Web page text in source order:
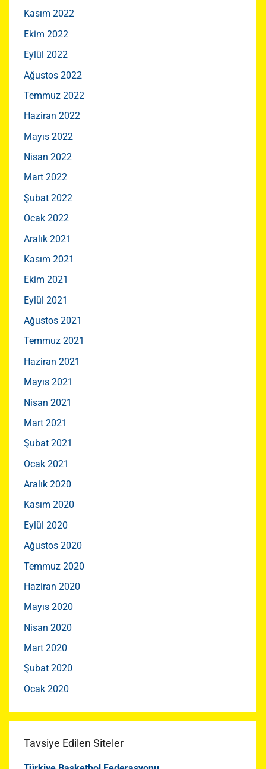
Kasım 2022
Ekim 2022
Eylül 2022
Ağustos 2022
Temmuz 2022
Haziran 2022
Mayıs 2022
Nisan 2022
Mart 2022
Şubat 2022
Ocak 2022
Aralık 2021
Kasım 2021
Ekim 2021
Eylül 2021
Ağustos 2021
Temmuz 2021
Haziran 2021
Mayıs 2021
Nisan 2021
Mart 2021
Şubat 2021
Ocak 2021
Aralık 2020
Kasım 2020
Eylül 2020
Ağustos 2020
Temmuz 2020
Haziran 2020
Mayıs 2020
Nisan 2020
Mart 2020
Şubat 2020
Ocak 2020
Tavsiye Edilen Siteler